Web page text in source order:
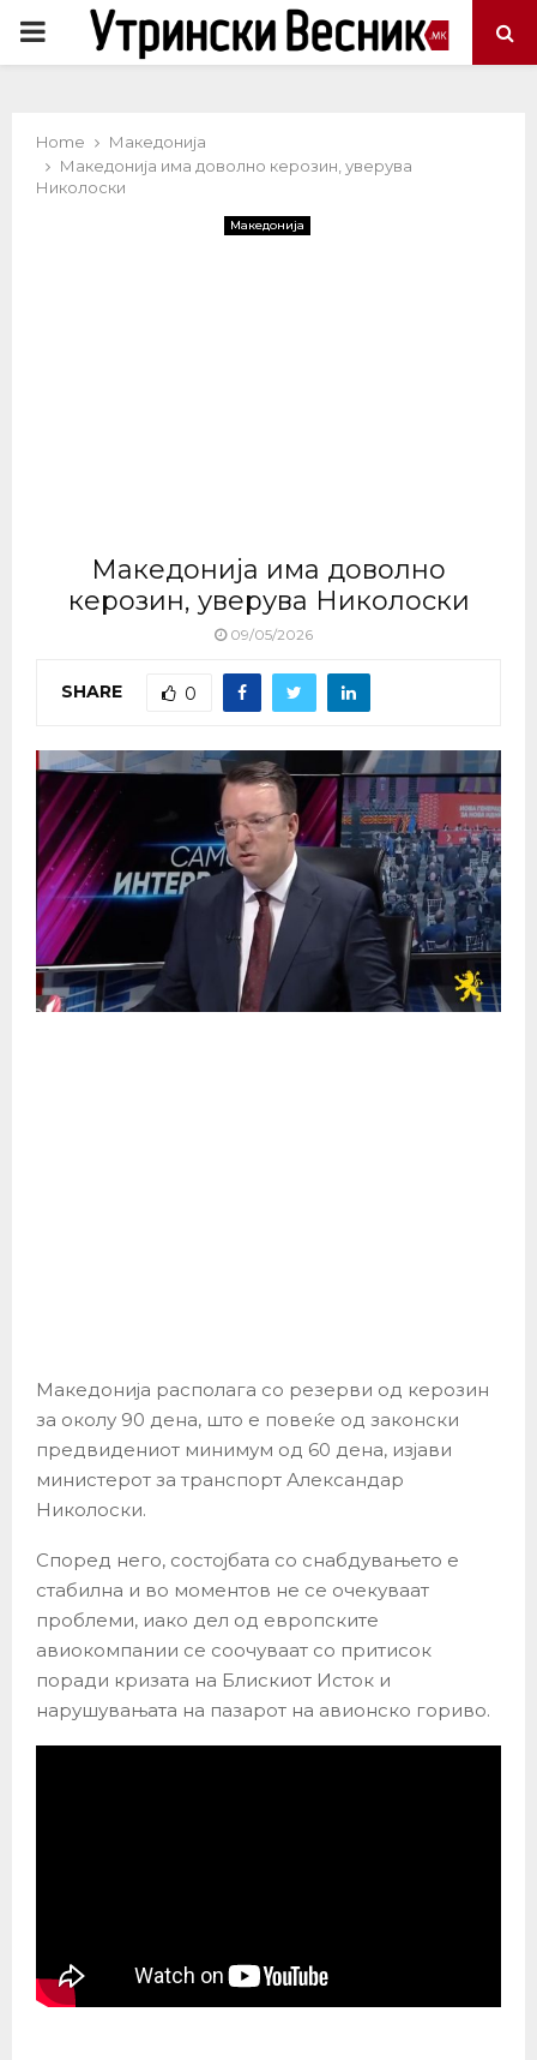
PRIMARY
Home
Македонија
Македонија има доволно керозин, уверува
Николоски
Македонија
Македонија има доволно
керозин, уверува Николоски
09/05/2026
SHARE 0
Македонија располага со резерви од керозин
за околу 90 дена, што е повеќе од законски
предвидениот минимум од 60 дена, изјави
министерот за транспорт Александар
Николоски.
Според него, состојбата со снабдувањето е
стабилна и во моментов не се очекуваат
проблеми, иако дел од европските
авиокомпании се соочуваат со притисок
поради кризата на Блискиот Исток и
нарушувањата на пазарот на авионско гориво.